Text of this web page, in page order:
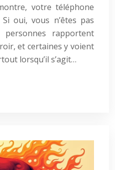
votre téléphone
oui, vous n’êtes pas
personnes rapportent
et certaines y voient
lorsqu’il s’agit…